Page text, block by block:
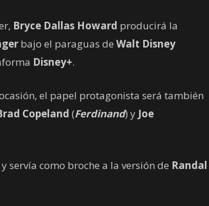
Bryce Dallas Howard producirá la
bajo el paraguas de Walt Disney
Disney+.
el papel protagonista será también
Copeland (Ferdinand) y Joe
servía como broche a la versión de Randal